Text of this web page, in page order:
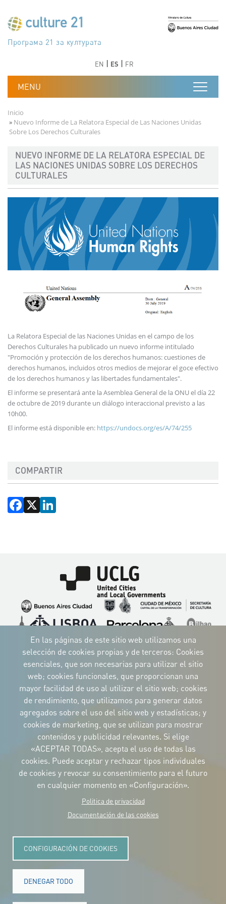
جدول أعمال القرن 21 للثقافة
Програма 21 за културата
Agenda 21 de la cultura
Agjenda 21 për kulturë
Agenda 21 van cultuur
Agenda 21 for culture
Kulturaren Agenda 21
Agenda 21 de la culture
Axenda 21 da cultura
Agenda 21 für Kultur
Agenda 21 della cultura
文化のためのアジェンダ21
دستورکار 21 برای فرهنگ
Agenda 21 dla kultury
Agenda 21 da cultura
Повестка дня 21 для культуры
Agenda 21 za kulturu
Agenda 21 de la cultura
Agenda 21 för kulturen
Kültür için Gündem 21
Порядок денний 21 для культури
EN ES FR
Ruta de navegación
Inicio
Nuevo Informe de La Relatora Especial de Las Naciones Unidas
Sobre Los Derechos Culturales
NUEVO INFORME DE LA RELATORA ESPECIAL DE
LAS NACIONES UNIDAS SOBRE LOS DERECHOS
CULTURALES
La Relatora Especial de las Naciones Unidas en el campo de los
Derechos Culturales ha publicado un nuevo informe intitulado
"Promoción y protección de los derechos humanos: cuestiones de
derechos humanos, incluidos otros medios de mejorar el goce efectivo
de los derechos humanos y las libertades fundamentales".
El informe se presentará ante la Asemblea General de la ONU el día 22
de octubre de 2019 durante un diálogo interaccional previsto a las
10h00.
El informe está disponible en: https://undocs.org/es/A/74/255
COMPARTIR
Facebook
X
Imagen
Imagen
ImagenImagen Imagen
Imagen
ImagenImagenImagen
IDENTIDAD CORPORATIVA
Descargue
los logotipos
y el manual
NEWSLETTER
CONTACTO
Carrer Avinyó, 15
08002 Barcelona
culture@uclg.org
© Copyright 2025. Todos los derechos reservados.
En las páginas de este sitio web utilizamos una
selección de cookies propias y de terceros: Cookies
esenciales, que son necesarias para utilizar el sitio
web; cookies funcionales, que proporcionan una
mayor facilidad de uso al utilizar el sitio web; cookies
de rendimiento, que utilizamos para generar datos
agregados sobre el uso del sitio web y estadísticas; y
cookies de marketing, que se utilizan para mostrar
contenidos y publicidad relevantes. Si elige
«ACEPTAR TODAS», acepta el uso de todas las
cookies. Puede aceptar y rechazar tipos individuales
de cookies y revocar su consentimiento para el futuro
en cualquier momento en «Configuración».
Politica de privacidad
Documentación de las cookies
CONFIGURACIÓN DE COOKIES
DENEGAR TODO